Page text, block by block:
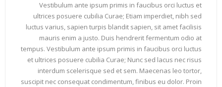
Vestibulum ante ipsum primis in faucibus orci luctus et
ultrices posuere cubilia Curae; Etiam imperdiet, nibh sed
luctus varius, sapien turpis blandit sapien, sit amet facilisis
mauris enim a justo. Duis hendrerit fermentum odio at
tempus. Vestibulum ante ipsum primis in faucibus orci luctus
et ultrices posuere cubilia Curae; Nunc sed lacus nec risus
interdum scelerisque sed et sem. Maecenas leo tortor,
suscipit nec consequat condimentum, finibus eu dolor. Proin